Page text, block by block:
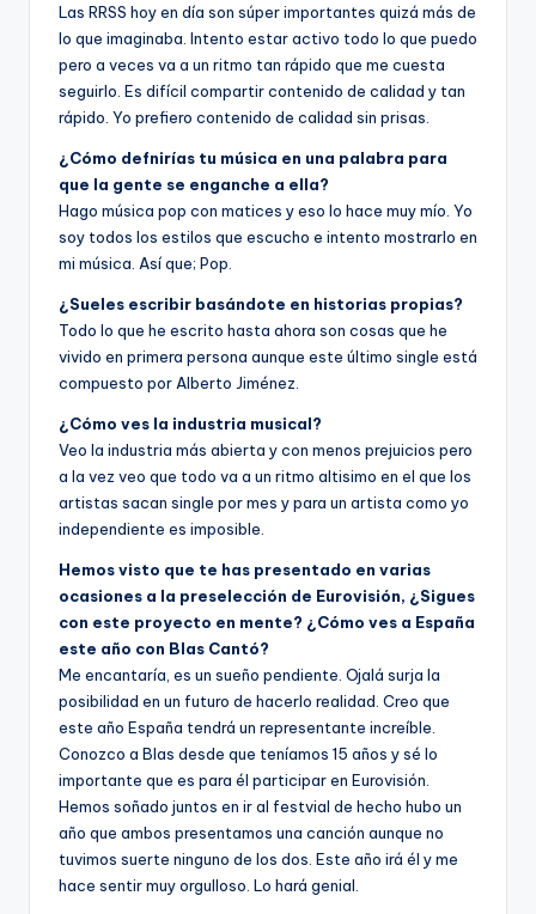
Las RRSS hoy en día son súper importantes quizá más de
lo que imaginaba. Intento estar activo todo lo que puedo
pero a veces va a un ritmo tan rápido que me cuesta
seguirlo. Es difícil compartir contenido de calidad y tan
rápido. Yo prefiero contenido de calidad sin prisas.
¿Cómo defnirías tu música en una palabra para
que la gente se enganche a ella?
Hago música pop con matices y eso lo hace muy mío. Yo
soy todos los estilos que escucho e intento mostrarlo en
mi música. Así que; Pop.
¿Sueles escribir basándote en historias propias?
Todo lo que he escrito hasta ahora son cosas que he
vivido en primera persona aunque este último single está
compuesto por Alberto Jiménez.
¿Cómo ves la industria musical?
Veo la industria más abierta y con menos prejuicios pero
a la vez veo que todo va a un ritmo altisimo en el que los
artistas sacan single por mes y para un artista como yo
independiente es imposible.
Hemos visto que te has presentado en varias
ocasiones a la preselección de Eurovisión, ¿Sigues
con este proyecto en mente? ¿Cómo ves a España
este año con Blas Cantó?
Me encantaría, es un sueño pendiente. Ojalá surja la
posibilidad en un futuro de hacerlo realidad. Creo que
este año España tendrá un representante increíble.
Conozco a Blas desde que teníamos 15 años y sé lo
importante que es para él participar en Eurovisión.
Hemos soñado juntos en ir al festvial de hecho hubo un
año que ambos presentamos una canción aunque no
tuvimos suerte ninguno de los dos. Este año irá él y me
hace sentir muy orgulloso. Lo hará genial.